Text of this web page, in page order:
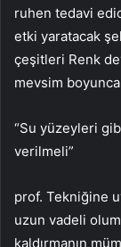
ruhen tedavi
etki yaratacak
çeşitleri Renk
mevsim
“Su yüzeyleri
verilmeli”
prof. Tekniğine
uzun vadeli
kaldırmanın